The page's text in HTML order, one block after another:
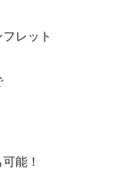
レット
能！